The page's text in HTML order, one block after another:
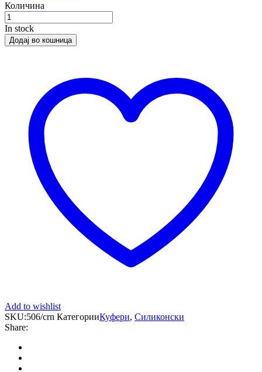
Количина
In stock
Додај во кошница
Add to wishlist
SKU:506/crn КатегорииКуфери, Силиконски
Share: